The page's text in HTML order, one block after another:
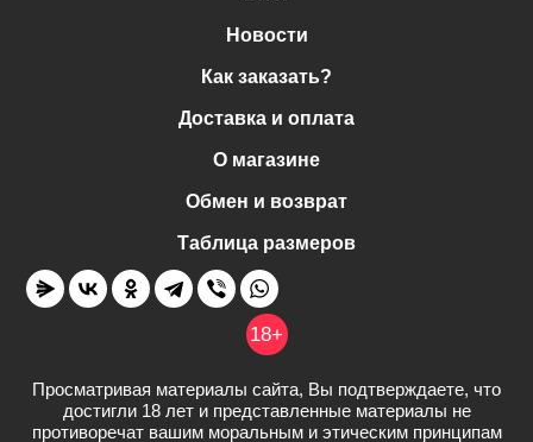
Новости
Как заказать?
Доставка и оплата
О магазине
Обмен и возврат
Таблица размеров
18+
Просматривая материалы сайта, Вы подтверждаете, что
достигли 18 лет и представленные материалы не
противоречат вашим моральным и этическим принципам